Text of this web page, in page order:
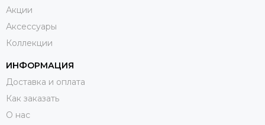
Акции
Аксессуары
Коллекции
ИНФОРМАЦИЯ
Доставка и оплата
Как заказать
О нас